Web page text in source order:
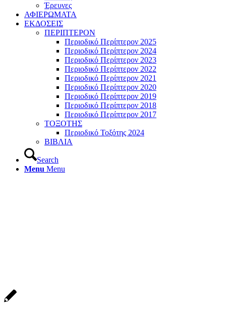
Έρευνες
ΑΦΙΕΡΩΜΑΤΑ
ΕΚΔΟΣΕΙΣ
ΠΕΡΙΠΤΕΡΟΝ
Περιοδικό Περίπτερον 2025
Περιοδικό Περίπτερον 2024
Περιοδικό Περίπτερον 2023
Περιοδικό Περίπτερον 2022
Περιοδικό Περίπτερον 2021
Περιοδικό Περίπτερον 2020
Περιοδικό Περίπτερον 2019
Περιοδικό Περίπτερον 2018
Περιοδικό Περίπτερον 2017
ΤΟΞΟΤΗΣ
Περιοδικό Τοξότης 2024
ΒΙΒΛΙΑ
Search
Menu Menu